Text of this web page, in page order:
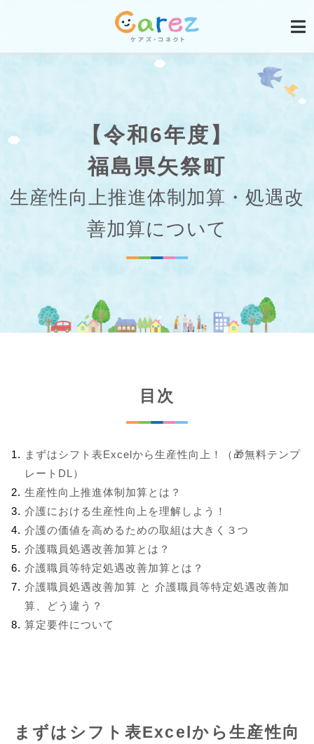
【令和6年度】
福島県矢祭町
生産性向上推進体制加算・処遇改
善加算について
目次
まずはシフト表Excelから生産性向上！（🎁無料テンプ
レートDL）
生産性向上推進体制加算とは？
介護における生産性向上を理解しよう！
介護の価値を高めるための取組は大きく３つ
介護職員処遇改善加算とは？
介護職員等特定処遇改善加算とは？
介護職員処遇改善加算 と 介護職員等特定処遇改善加
算、どう違う？
算定要件について
まずはシフト表Excelから生産性向